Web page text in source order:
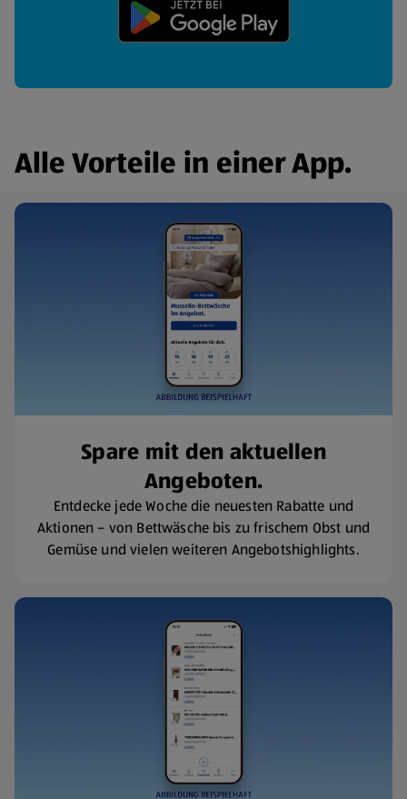
Alle Vorteile in einer App.
Spare mit den aktuellen
Angeboten.
Entdecke jede Woche die neuesten Rabatte und
Aktionen – von Bettwäsche bis zu frischem Obst und
Gemüse und vielen weiteren Angebotshighlights.